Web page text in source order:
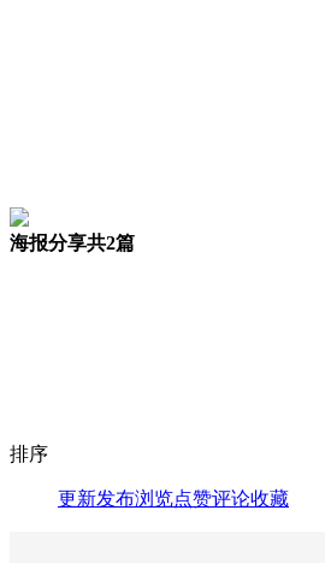
海报分享共2篇
排序
更新发布浏览点赞评论收藏